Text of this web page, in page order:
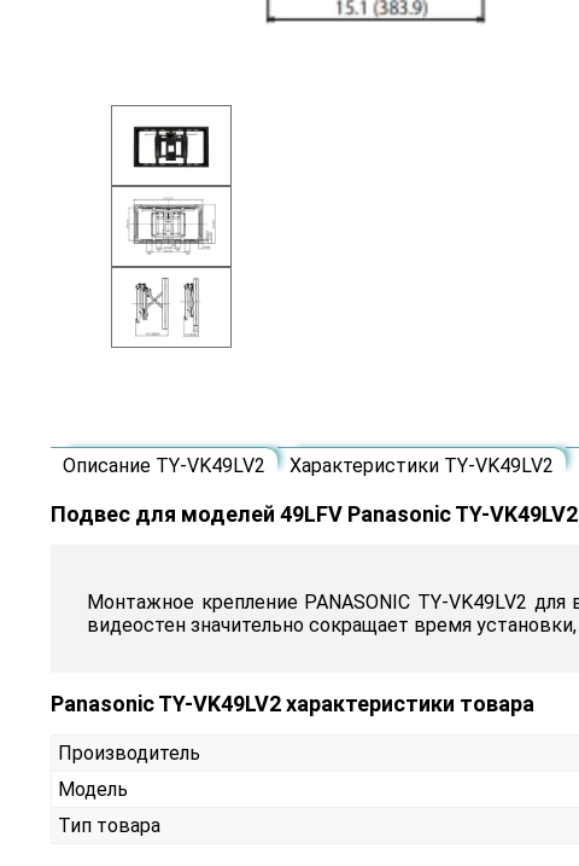
Описание TY-VK49LV2 Характеристики TY-VK49LV2
Подвес для моделей 49LFV Panasonic TY-VK49LV2
Монтажное крепление PANASONIC TY-VK49LV2
видеостен значительно сокращает время
Panasonic TY-VK49LV2 характеристики товара
Производитель
Модель
Тип товара